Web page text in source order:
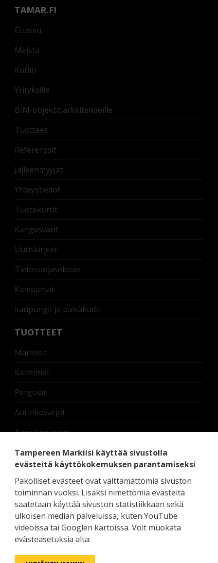
TAMAR.FI
Etusivu
Meistä
Kotiin
Yrityksille
BIM-objektit arkkitehdeille
Tuotteet
Referenssit
Jälleenmyyjät
Yhteystiedot
Tuotekortit
Kangasvärit
Uutiskirjeet
Tietosuojaseloste
Kampanjat
kaupungit ja päiväkodit
TUOTTEET
Markiisit
Kaihtimet
Pergolat
Aurinkovarjot
Aurinkopurjeet
Nostettavat lasikaiteet
Terassilämmittimet
Moottorit ja oheislaitteet
Pedelux erikoistuotteet
Zip Screen - screenkaihdin ulos
Tampereen Markiisi käyttää sivustolla
evästeitä käyttökokemuksen parantamiseksi
Pakolliset evästeet ovat välttämättömiä sivuston
toiminnan vuoksi. Lisäksi nimettömiä evästeitä
saatetaan käyttää sivuston statistiikkaan sekä
ulkoisen median palveluissa, kuten YouTube
videoissa tai Googlen kartoissa. Voit muokata
evästeasetuksia alta: